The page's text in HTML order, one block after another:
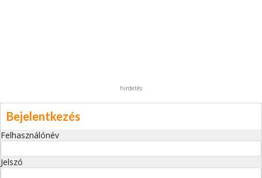
hirdetés
Bejelentkezés
Felhasználónév
Jelszó